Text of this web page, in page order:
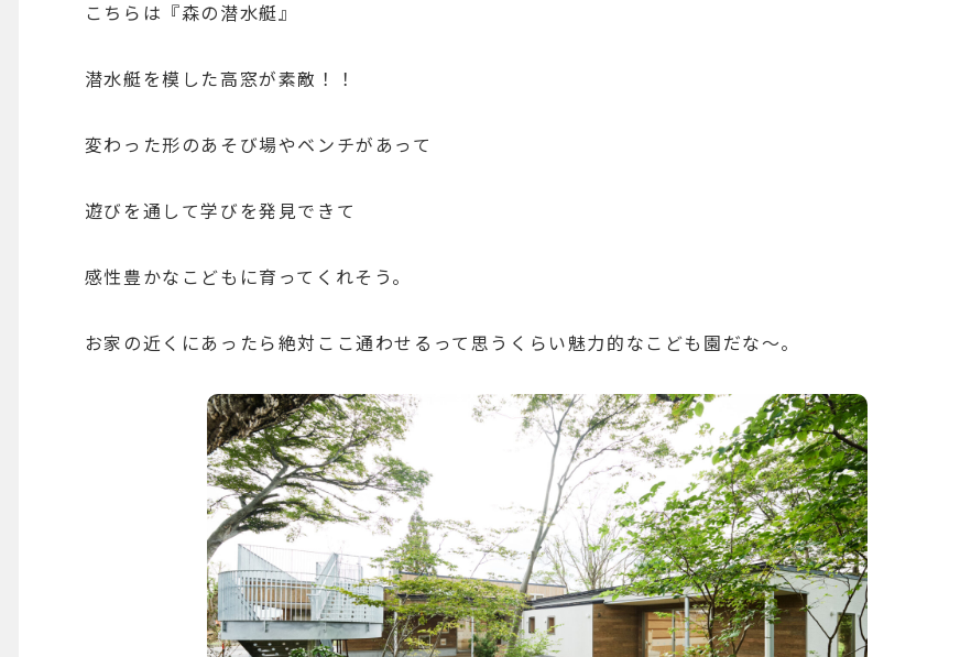
こちらは『森の潜水艇』
潜水艇を模した高窓が素敵！！
変わった形のあそび場やベンチがあって
遊びを通して学びを発見できて
感性豊かなこどもに育ってくれそう。
お家の近くにあったら絶対ここ通わせるって思うくらい魅力的なこども園だな〜。